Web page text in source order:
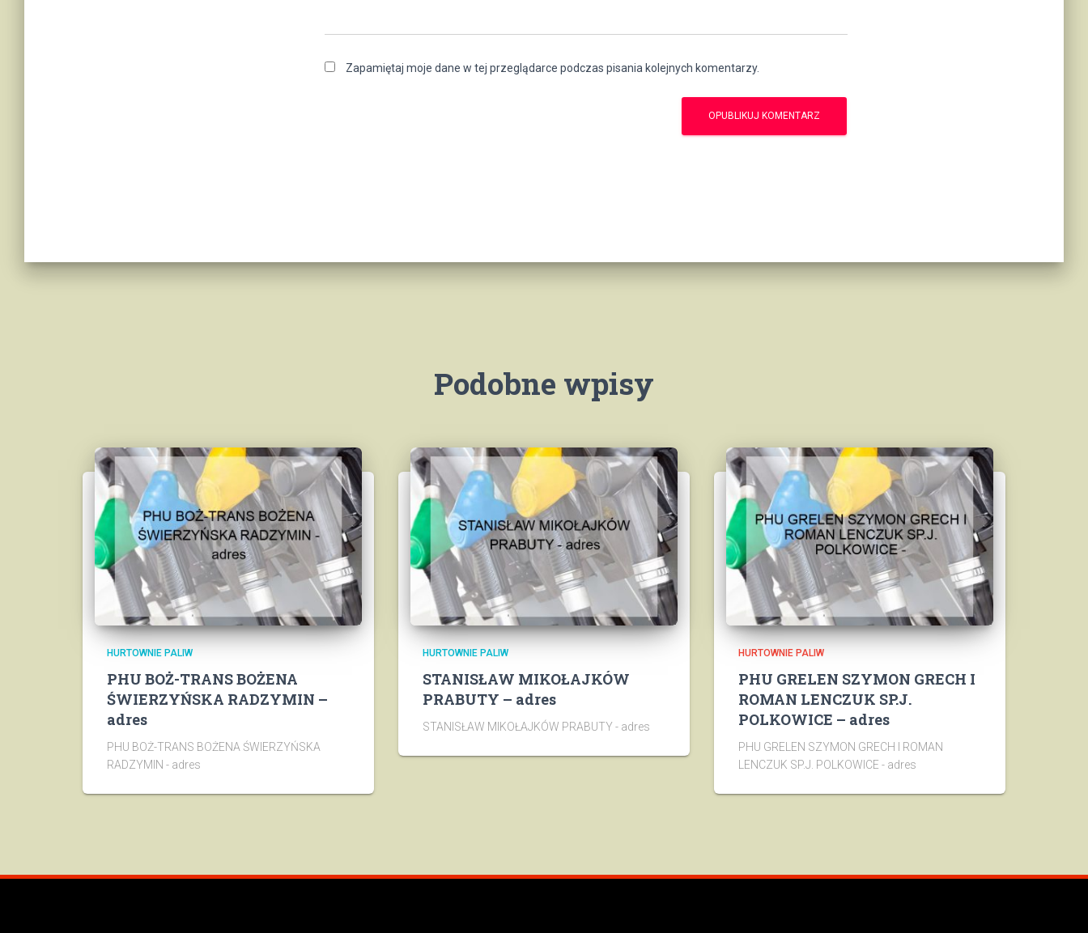
Zapamiętaj moje dane w tej przeglądarce podczas pisania kolejnych komentarzy.
Podobne wpisy
HURTOWNIE PALIW
PHU BOŻ-TRANS BOŻENA
ŚWIERZYŃSKA RADZYMIN –
adres
PHU BOŻ-TRANS BOŻENA ŚWIERZYŃSKA
RADZYMIN - adres
HURTOWNIE PALIW
STANISŁAW MIKOŁAJKÓW
PRABUTY – adres
STANISŁAW MIKOŁAJKÓW PRABUTY - adres
HURTOWNIE PALIW
PHU GRELEN SZYMON GRECH I
ROMAN LENCZUK SP.J.
POLKOWICE – adres
PHU GRELEN SZYMON GRECH I ROMAN
LENCZUK SP.J. POLKOWICE - adres